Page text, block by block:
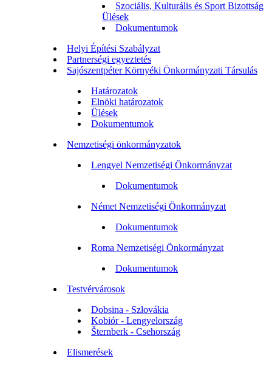
Szociális, Kulturális és Sport Bizottság
Ülések
Dokumentumok
Helyi Építési Szabályzat
Partnerségi egyeztetés
Sajószentpéter Környéki Önkormányzati Társulás
Határozatok
Elnöki határozatok
Ülések
Dokumentumok
Nemzetiségi önkormányzatok
Lengyel Nemzetiségi Önkormányzat
Dokumentumok
Német Nemzetiségi Önkormányzat
Dokumentumok
Roma Nemzetiségi Önkormányzat
Dokumentumok
Testvérvárosok
Dobsina - Szlovákia
Kobiór - Lengyelország
Šternberk - Csehország
Elismerések